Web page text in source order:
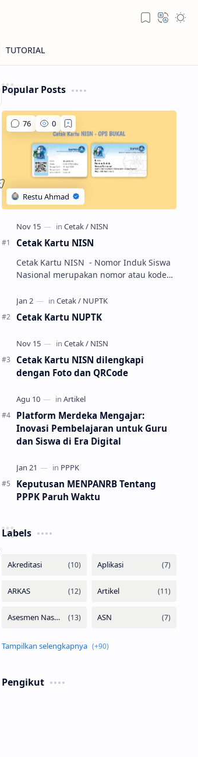
Popular Posts
Cetak Kartu NISN
Cetak Kartu NISN - Nomor Induk Siswa
Nasional merupakan nomor atau kode
siswa. NISN ini diterbitkan kepada …
Cetak Kartu NUPTK
Cetak Kartu NISN dilengkapi
dengan Foto dan QRCode
Platform Merdeka Mengajar:
Inovasi Pembelajaran untuk Guru
dan Siswa di Era Digital
Keputusan MENPANRB Tentang
PPPK Paruh Waktu
Labels
Pengikut